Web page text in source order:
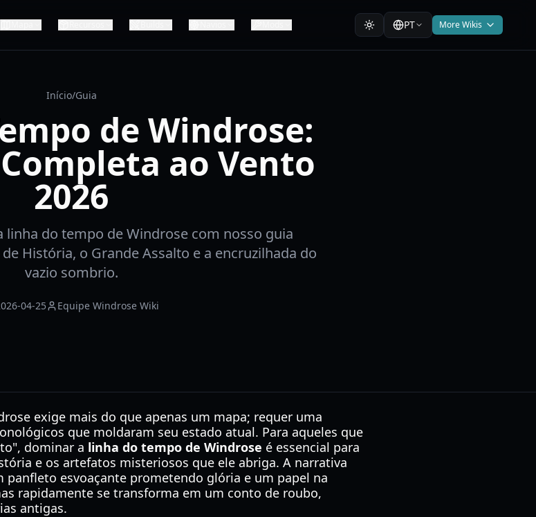
PT More Wikis
Início/Guia
de Windrose:
ao Vento
2026
linha do tempo de Windrose com nosso guia
História, o Grande Assalto e a encruzilhada do
vazio sombrio.
04-25 Equipe Windrose Wiki
exige mais do que apenas um mapa; requer uma
que moldaram seu estado atual. Para aqueles que
dominar a linha do tempo de Windrose é essencial para
e os artefatos misteriosos que ele abriga. A narrativa
esvoaçante prometendo glória e um papel na
rapidamente se transforma em um conto de roubo,
antigas.